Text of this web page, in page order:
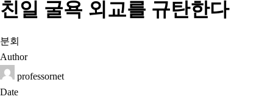
친일 굴욕 외교를 규탄한다
분회
Author
professornet
Date